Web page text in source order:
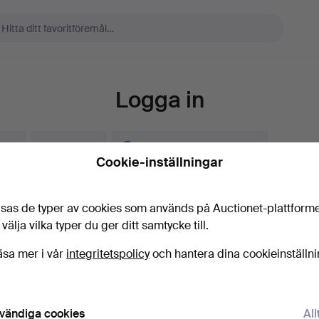
Logga in
Visa lösenord i
Cookie-inställningar
de typer av cookies som används på Auctionet-
välja vilka typer du ger ditt samtycke till.
mer i vår integritetspolicyoch hantera dina
cookies